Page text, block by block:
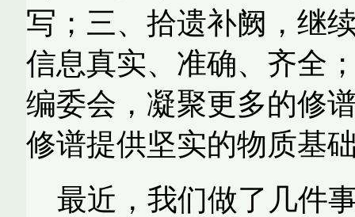
写；三、拾遗补阙，继
信息真实、准确、齐全
编委会，凝聚更多的修
修谱提供坚实的物质基
最近，我们做了几件